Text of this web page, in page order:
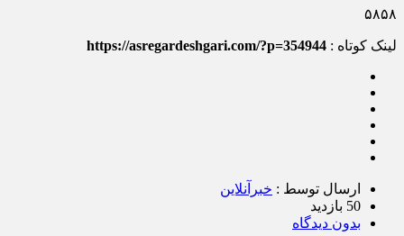
۵۸۵۸
لینک کوتاه : https://asregardeshgari.com/?p=354944
ارسال توسط : خبرآنلاین
50 بازدید
بدون دیدگاه